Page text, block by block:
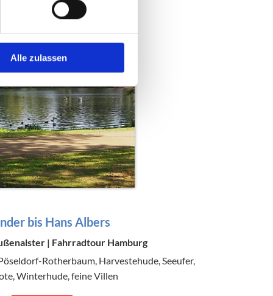
Alle zulassen
bis Hans Albers
| Fahrradtour Hamburg
Rotherbaum, Harvestehude, Seeufer,
Winterhude, feine Villen